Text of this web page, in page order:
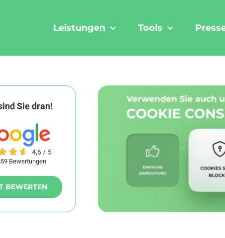
Leistungen Tools
Sie dran!
Bewertungen
BEWERTEN